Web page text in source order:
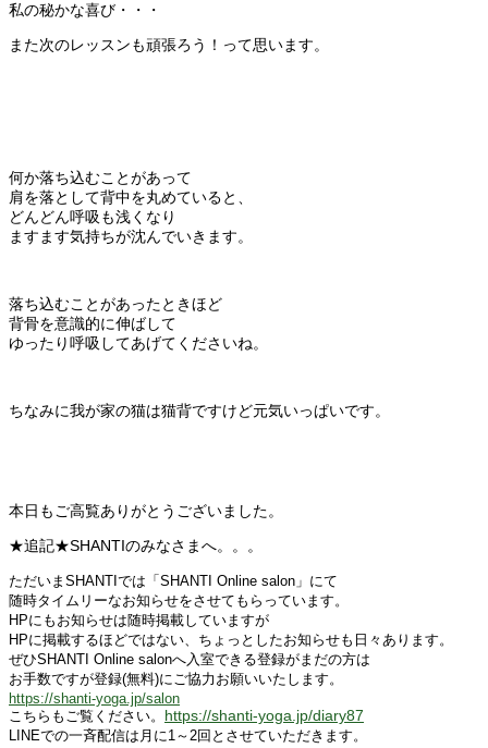
私の秘かな喜び・・・
また次のレッスンも頑張ろう！って思います。
何か落ち込むことがあって
肩を落として背中を丸めていると、
どんどん呼吸も浅くなり
ますます気持ちが沈んでいきます。
落ち込むことがあったときほど
背骨を意識的に伸ばして
ゆったり呼吸してあげてくださいね。
ちなみに我が家の猫は猫背ですけど元気いっぱいです。
本日もご高覧ありがとうございました。
★追記★SHANTIのみなさまへ。。。
ただいまSHANTIでは「SHANTI Online salon」にて
随時タイムリーなお知らせをさせてもらっています。
HPにもお知らせは随時掲載していますが
HPに掲載するほどではない、ちょっとしたお知らせも日々あります。
ぜひSHANTI Online salonへ入室できる登録がまだの方は
お手数ですが登録(無料)にご協力お願いいたします。
https://shanti-yoga.jp/salon
こちらもご覧ください。 https://shanti-yoga.jp/diary87
LINEでの一斉配信は月に1～2回とさせていただきます。